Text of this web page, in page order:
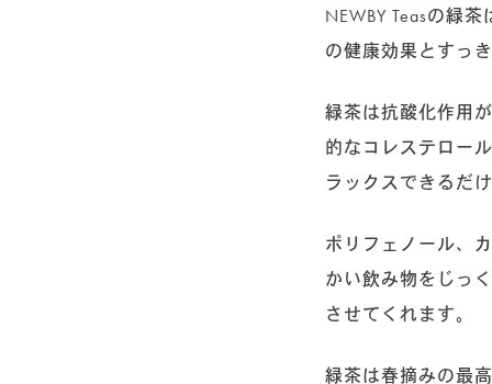
NEWBY Teasの緑
の健康効果とすっ
緑茶は抗酸化作用
的なコレステロー
ラックスできるだ
ポリフェノール、
かい飲み物をじっ
させてくれます。
緑茶は春摘みの最